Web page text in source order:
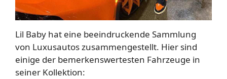
Lil Baby hat eine beeindruckende Sammlung
von Luxusautos zusammengestellt. Hier sind
einige der bemerkenswertesten Fahrzeuge in
seiner Kollektion: